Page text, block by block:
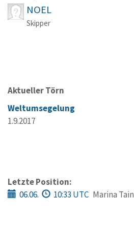
NOEL
Skipper
Aktueller Törn
Weltumsegelung
1.9.2017
Letzte Position:
06.06.
10:33 UTC Marina